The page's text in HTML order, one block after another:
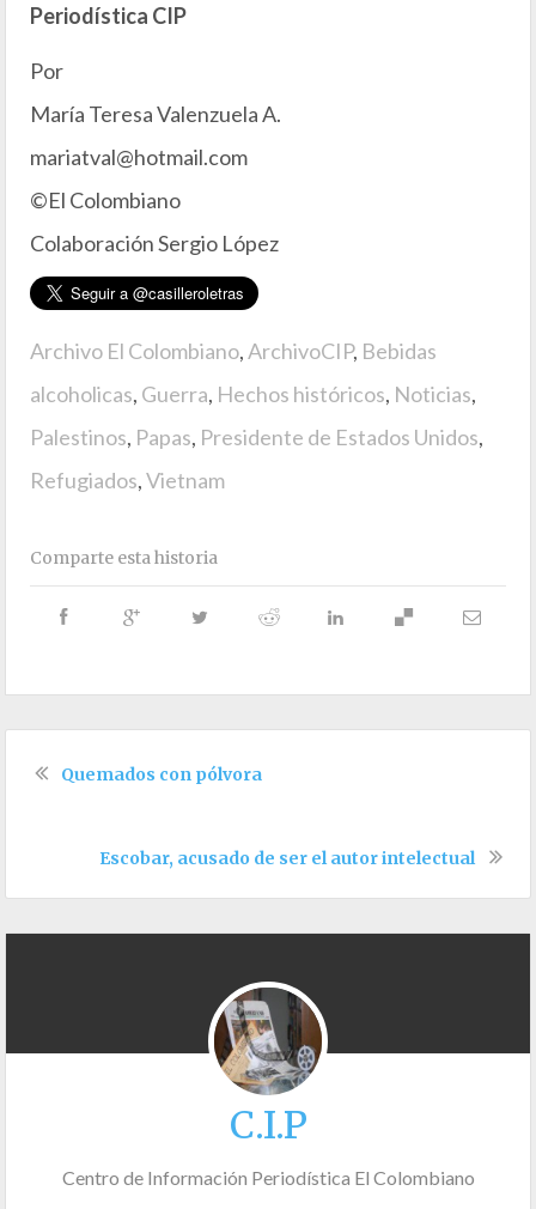
Periodística CIP
Por
María Teresa Valenzuela A.
mariatval@hotmail.com
©El Colombiano
Colaboración Sergio López
Archivo El Colombiano,ArchivoCIP, Bebidas
alcoholicas, Guerra, Hechos históricos, Noticias,
Palestinos, Papas, Presidente de Estados Unidos,
Refugiados,Vietnam
Comparte esta historia
Quemados con pólvora
Escobar, acusado de ser el autor intelectual
C.I.P
Centro de Información Periodística El Colombiano